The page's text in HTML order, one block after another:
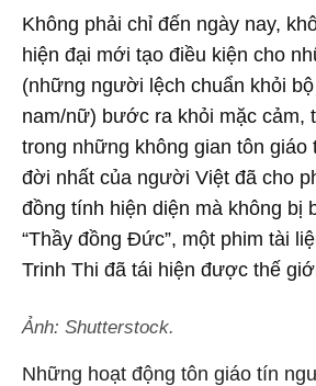
Không phải chỉ đến ngày nay,
hiện đại mới tạo điều kiện cho
(những người lệch chuẩn khỏi
nam/nữ) bước ra khỏi mặc cảm,
trong những không gian tôn
đời nhất của người Việt đã cho
đồng tính hiện diện mà không bị
“Thầy đồng Đức”, một phim tài
Trinh Thi đã tái hiện được thế
Ảnh: Shutterstock.
Những hoạt động tôn giáo tín